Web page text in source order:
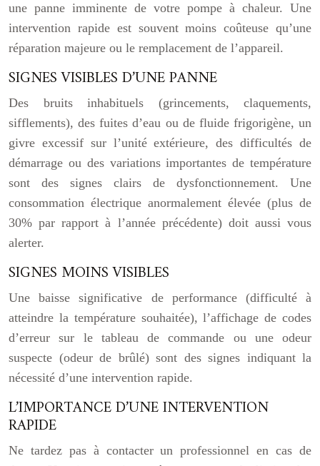
une panne imminente de votre pompe à chaleur. Une
intervention rapide est souvent moins coûteuse qu’une
réparation majeure ou le remplacement de l’appareil.
SIGNES VISIBLES D’UNE PANNE
Des bruits inhabituels (grincements, claquements,
sifflements), des fuites d’eau ou de fluide frigorigène, un
givre excessif sur l’unité extérieure, des difficultés de
démarrage ou des variations importantes de température
sont des signes clairs de dysfonctionnement. Une
consommation électrique anormalement élevée (plus de
30% par rapport à l’année précédente) doit aussi vous
alerter.
SIGNES MOINS VISIBLES
Une baisse significative de performance (difficulté à
atteindre la température souhaitée), l’affichage de codes
d’erreur sur le tableau de commande ou une odeur
suspecte (odeur de brûlé) sont des signes indiquant la
nécessité d’une intervention rapide.
L’IMPORTANCE D’UNE INTERVENTION
RAPIDE
Ne tardez pas à contacter un professionnel en cas de